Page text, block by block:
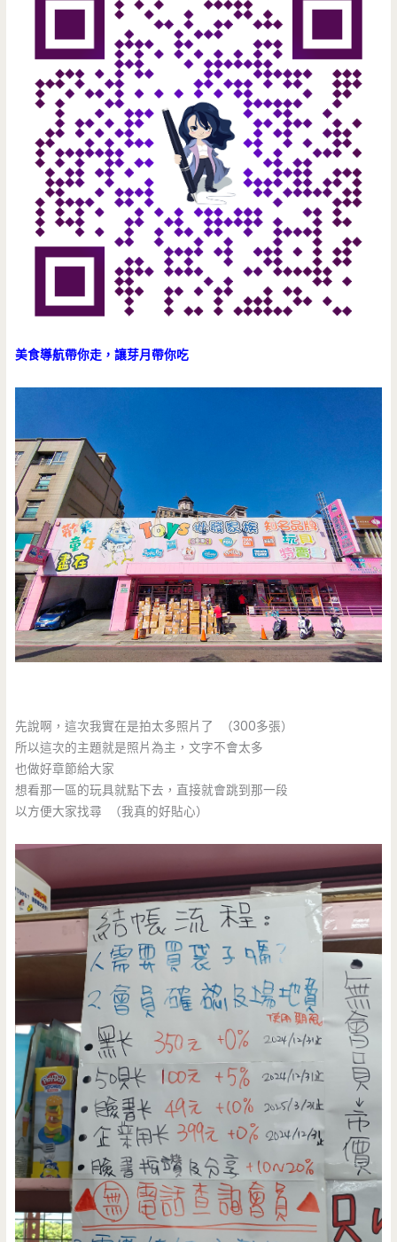
美食導航帶你走，讓芽月帶你吃
先說啊，這次我實在是拍太多照片了 （300多張）
所以這次的主題就是照片為主，文字不會太多
也做好章節給大家
想看那一區的玩具就點下去，直接就會跳到那一段
以方便大家找尋 （我真的好貼心）